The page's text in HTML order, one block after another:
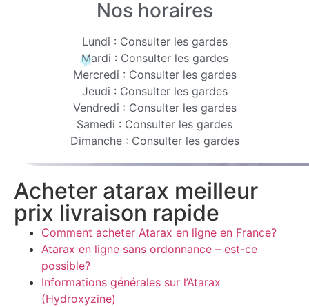
Nos horaires
Lundi : Consulter les gardes
Mardi : Consulter les gardes
Mercredi : Consulter les gardes
Jeudi : Consulter les gardes
Vendredi : Consulter les gardes
Samedi : Consulter les gardes
Dimanche : Consulter les gardes
Acheter atarax meilleur
prix livraison rapide
Comment acheter Atarax en ligne en France?
Atarax en ligne sans ordonnance – est-ce
possible?
Informations générales sur l’Atarax
(Hydroxyzine)